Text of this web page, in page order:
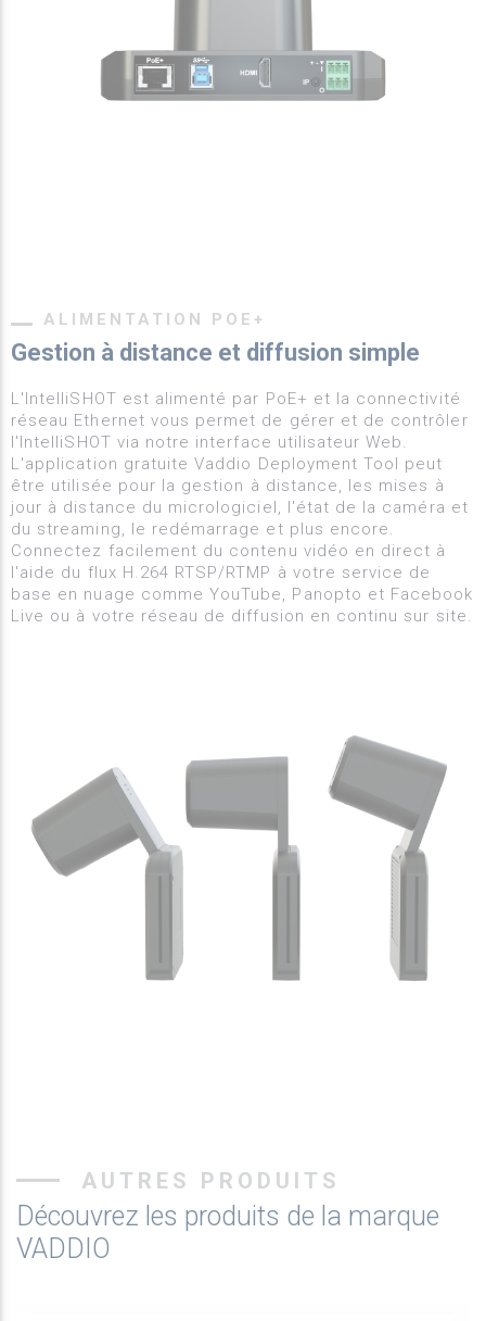
ALIMENTATION POE+
Gestion à distance et diffusion simple
L'IntelliSHOT est alimenté par PoE+ et la connectivité
réseau Ethernet vous permet de gérer et de contrôler
l'IntelliSHOT via notre interface utilisateur Web.
L'application gratuite Vaddio Deployment Tool peut
être utilisée pour la gestion à distance, les mises à
jour à distance du micrologiciel, l'état de la caméra et
du streaming, le redémarrage et plus encore.
Connectez facilement du contenu vidéo en direct à
l'aide du flux H.264 RTSP/RTMP à votre service de
base en nuage comme YouTube, Panopto et Facebook
Live ou à votre réseau de diffusion en continu sur site.
AUTRES PRODUITS
Découvrez les produits de la marque
VADDIO